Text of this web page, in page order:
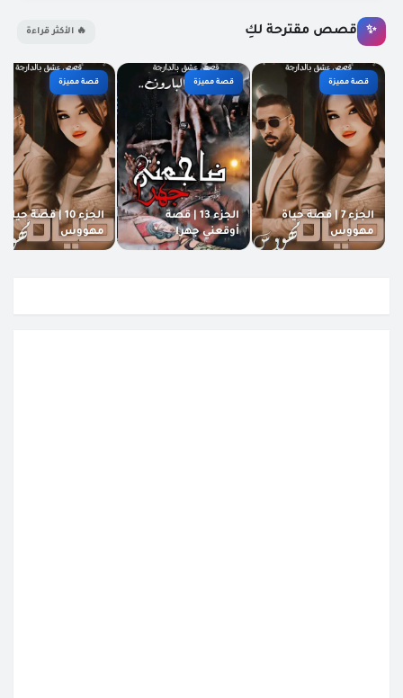
✨ قصص مقترحة لكِ 🔥 الأكثر قراءة
قصة مميزة
الجزء 7 | قصة حياة
مهووس
قصة مميزة
الجزء 13 | قصة
أوقعني جهرا
قصة مميزة
الجزء 10 | قصة حياة
مهووس